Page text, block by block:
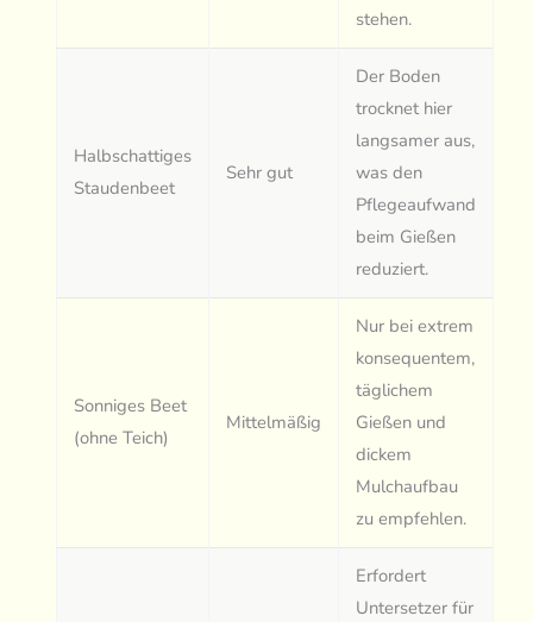
stehen.
Halbschattiges
Staudenbeet
Sehr gut
Der Boden
trocknet hier
langsamer aus,
was den
Pflegeaufwand
beim Gießen
reduziert.
Sonniges Beet
(ohne Teich)
Mittelmäßig
Nur bei extrem
konsequentem,
täglichem
Gießen und
dickem
Mulchaufbau
zu empfehlen.
Erfordert
Untersetzer für